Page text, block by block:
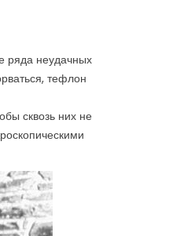
ряда неудачных
тефлон
сквозь них не